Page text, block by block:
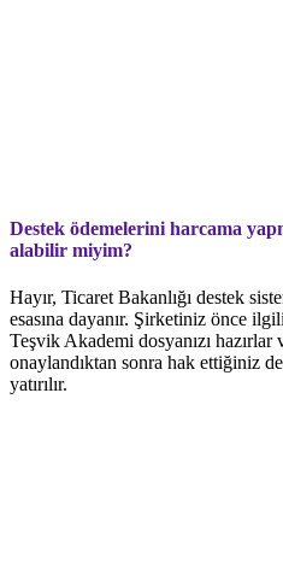
Destek ödemelerini harcama
alabilir miyim?
Hayır, Ticaret Bakanlığı destek
esasına dayanır. Şirketiniz önce
Teşvik Akademi dosyanızı hazırlar
onaylandıktan sonra hak ettiğiniz
yatırılır.